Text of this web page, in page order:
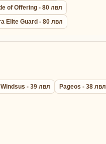
of Offering - 80 лвл
Elite Guard - 80 лвл
Windsus - 39 лвл
Pageos - 38 лвл